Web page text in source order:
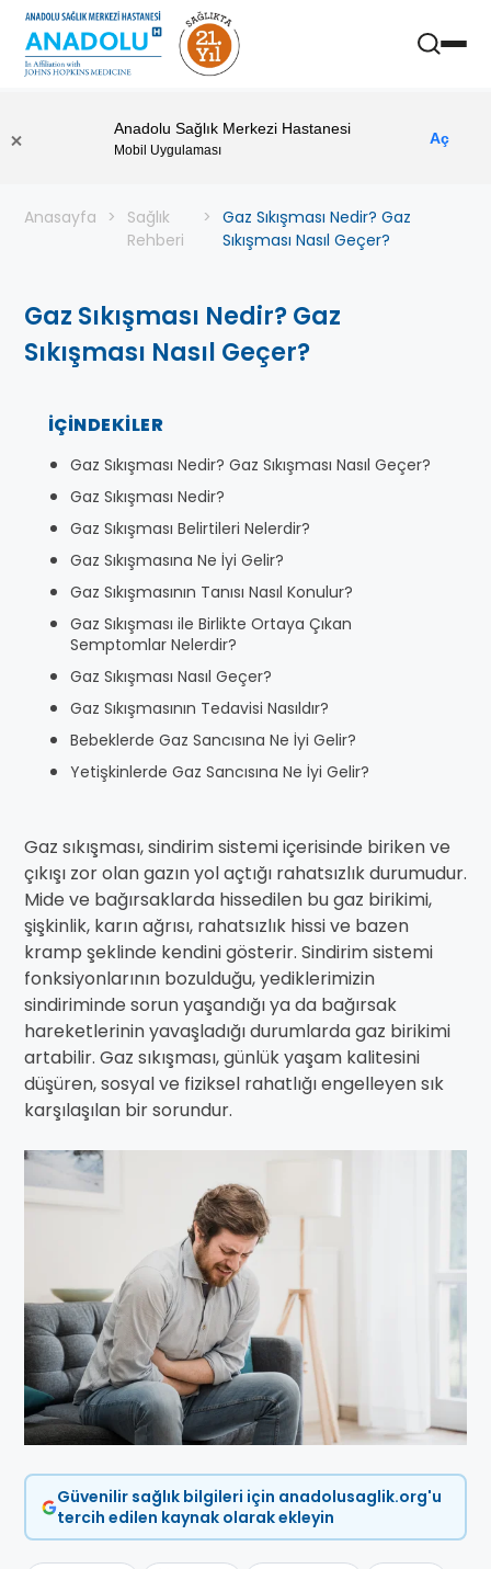
Anadolu Sağlık Merkezi Hastanesi
Mobil Uygulaması
Aç
Anasayfa
Sağlık
Rehberi
Gaz Sıkışması Nedir? Gaz
Sıkışması Nasıl Geçer?
Gaz Sıkışması Nedir? Gaz
Sıkışması Nasıl Geçer?
İÇINDEKILER
Gaz Sıkışması Nedir? Gaz Sıkışması Nasıl Geçer?
Gaz Sıkışması Nedir?
Gaz Sıkışması Belirtileri Nelerdir?
Gaz Sıkışmasına Ne İyi Gelir?
Gaz Sıkışmasının Tanısı Nasıl Konulur?
Gaz Sıkışması ile Birlikte Ortaya Çıkan
Semptomlar Nelerdir?
Gaz Sıkışması Nasıl Geçer?
Gaz Sıkışmasının Tedavisi Nasıldır?
Bebeklerde Gaz Sancısına Ne İyi Gelir?
Yetişkinlerde Gaz Sancısına Ne İyi Gelir?
Gaz sıkışması, sindirim sistemi içerisinde biriken ve
çıkışı zor olan gazın yol açtığı rahatsızlık durumudur.
Mide ve bağırsaklarda hissedilen bu gaz birikimi,
şişkinlik, karın ağrısı, rahatsızlık hissi ve bazen
kramp şeklinde kendini gösterir. Sindirim sistemi
fonksiyonlarının bozulduğu, yediklerimizin
sindiriminde sorun yaşandığı ya da bağırsak
hareketlerinin yavaşladığı durumlarda gaz birikimi
artabilir. Gaz sıkışması, günlük yaşam kalitesini
düşüren, sosyal ve fiziksel rahatlığı engelleyen sık
karşılaşılan bir sorundur.
Güvenilir sağlık bilgileri için anadolusaglik.org'u
tercih edilen kaynak olarak ekleyin